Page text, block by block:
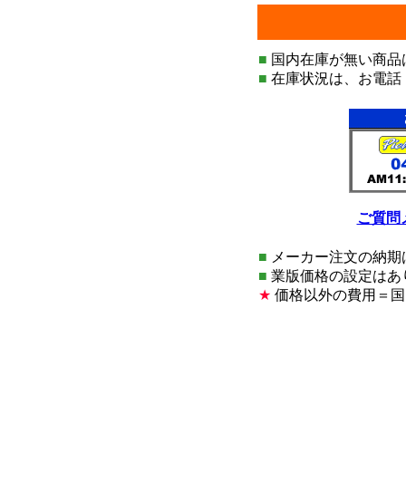
■ 国内在庫が無い商
■ 在庫状況は、お電
ご質問
■ メーカー注文の納
■ 業版価格の設定はあ
★ 価格以外の費用＝